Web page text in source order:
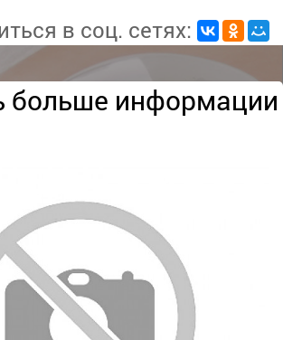
в соц. сетях:
больше информации